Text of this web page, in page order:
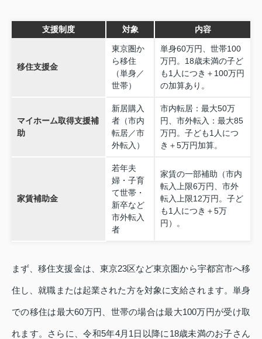
支援制度 対象 内容
移住支援金
東京圏か
ら移住
（単身／
世帯）
単身60万円、世帯100
万円。18歳未満の子ど
も1人につき＋100万円
の加算あり。
マイホーム取得支援補
助
新居購入
者（市内
転居／市
外転入）
市内転居：最大50万
円、市外転入：最大85
万円。子ども1人につ
き＋5万円加算。
家賃補助金
若年夫
婦・子育
て世帯・
新卒など
市外転入
者
家賃の一部補助（市内
転入上限6万円、市外
転入上限12万円。子ど
も1人につき＋5万
円）。
まず、移住支援金は、東京23区など東京圏から宇都宮市へ移
住し、就職または起業された方を対象に支給されます。単身
での移住は最大60万円、世帯の場合は最大100万円が受け取
れます。さらに、令和5年4月1日以降に18歳未満のお子さん